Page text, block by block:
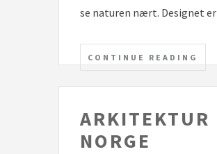
se naturen nært. Designet
CONTINUE READING
ARKITEKTUR
NORGE